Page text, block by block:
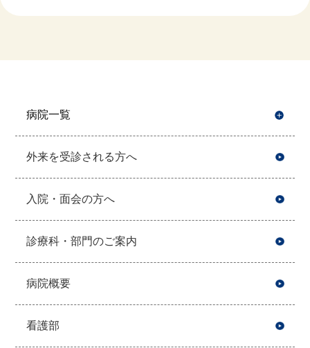
病院一覧
外来を受診される方へ
入院・面会の方へ
診療科・部門のご案内
病院概要
看護部